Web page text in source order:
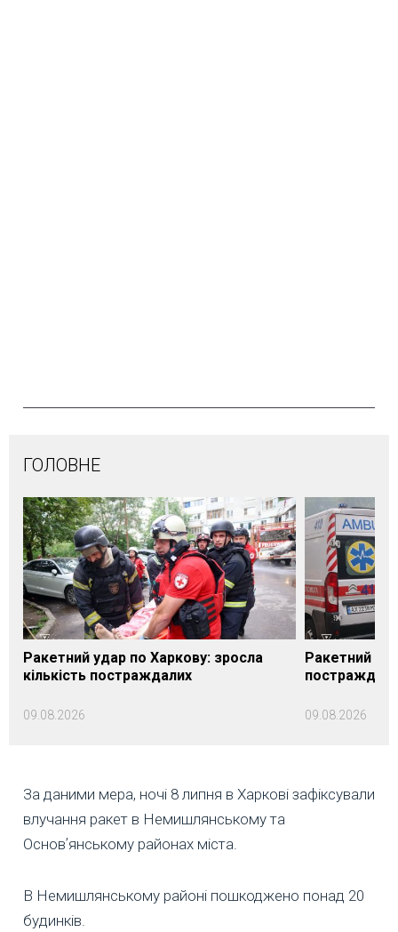
ГОЛОВНЕ
Ракетний удар по Харкову: зросла
кількість постраждалих
09.08.2026
Ракетний
09.08.2026
За даними мера, ночі 8 липня в Харкові зафіксували
влучання ракет в Немишлянському та
Основʼянському районах міста.
В Немишлянському районі пошкоджено понад 20
будинків.